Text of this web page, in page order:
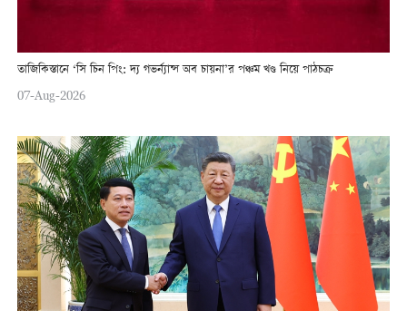
তাজিকিস্তানে ‘সি চিন পিং: দ্য গভর্ন্যান্স অব চায়না’র পঞ্চম খণ্ড নিয়ে পাঠচক্র
07-Aug-2026